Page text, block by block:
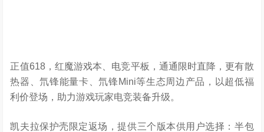
正值618，红魔游戏本、电竞平板，通通限时直降，更有散
热器、氘锋能量卡、氘锋Mini等生态周边产品，以超低福
利价登场，助力游戏玩家电竞装备升级。
凯夫拉保护壳限定返场，提供三个版本供用户选择：半包